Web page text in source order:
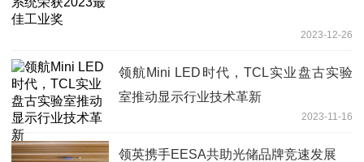
2023-12-26
领航Mini LED时代，TCL实业盘古实验
室推动显示行业技术革新
2023-11-16
领英携手EESA共助光储品牌竞速发展